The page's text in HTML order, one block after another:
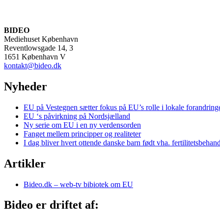
BIDEO
Mediehuset København
Reventlowsgade 14, 3
1651 København V
kontakt@bideo.dk
Nyheder
EU på Vestegnen sætter fokus på EU’s rolle i lokale
EU ‘s påvirkning på Nordsjælland
Ny serie om EU i en ny verdensorden
Fanget mellem principper og realiteter
I dag bliver hvert ottende danske barn født vha.
Artikler
Bideo.dk – web-tv bibiotek om EU
Bideo er driftet af: